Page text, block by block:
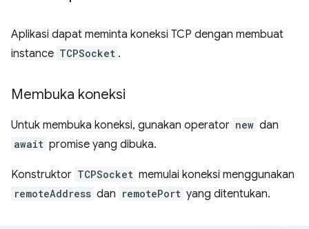
Aplikasi dapat meminta koneksi TCP dengan membuat
instance TCPSocket .
Membuka koneksi
Untuk membuka koneksi, gunakan operator new dan
await promise yang dibuka.
Konstruktor TCPSocket memulai koneksi menggunakan
remoteAddress dan remotePort yang ditentukan.